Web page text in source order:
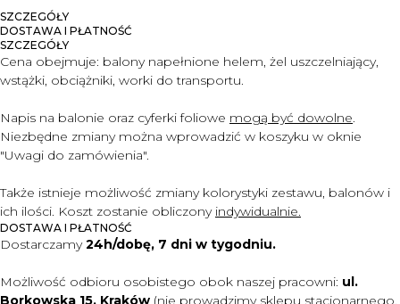
SZCZEGÓŁY
DOSTAWA I PŁATNOŚĆ
SZCZEGÓŁY
Cena obejmuje: balony napełnione helem, żel uszczelniający,
wstążki, obciążniki, worki do transportu.
Napis na balonie oraz cyferki foliowe mogą być dowolne.
Niezbędne zmiany można wprowadzić w koszyku w oknie
"Uwagi do zamówienia".
Także istnieje możliwość zmiany kolorystyki zestawu, balonów i
ich ilości. Koszt zostanie obliczony indywidualnie.
DOSTAWA I PŁATNOŚĆ
Dostarczamy24h/dobę, 7 dni w tygodniu.
Możliwość odbioru osobistego obok naszej pracowni: ul.
Borkowska 15, Kraków (nie prowadzimy sklepu stacjonarnego,